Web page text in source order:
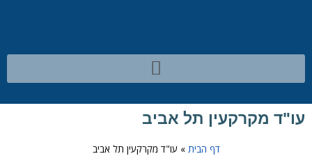
עו"ד מקרקעין תל אביב
דף הבית» עו"ד מקרקעין תל אביב